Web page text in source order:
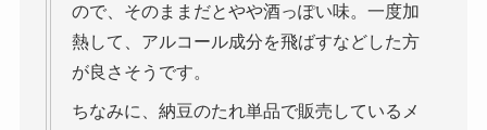
ので、そのままだとやや酒っぽい味。一度加
熱して、アルコール成分を飛ばすなどした方
が良さそうです。
ちなみに、納豆のたれ単品で販売しているメ